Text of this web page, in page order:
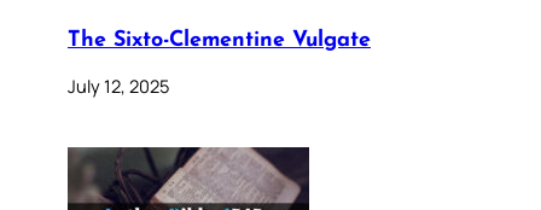
The Sixto-Clementine Vulgate
July 12, 2025